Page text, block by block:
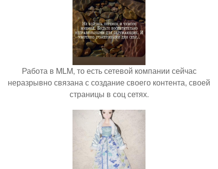
Работа в MLM, то есть сетевой компании сейчас
неразрывно связана с создание своего контента, своей
страницы в соц сетях.